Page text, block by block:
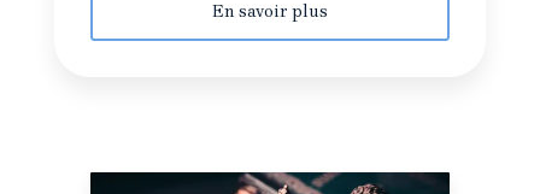
En savoir plus